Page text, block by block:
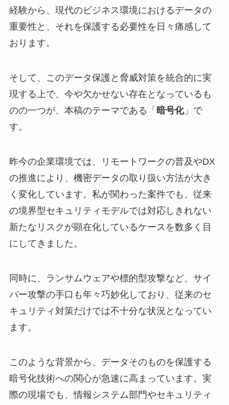
経験から、現代のビジネス環境におけるデータの
重要性と、それを保護する必要性を日々痛感して
おります。
そして、このデータ保護と脅威対策を統合的に実
現する上で、今や欠かせない存在となっているも
のの一つが、本稿のテーマである「 暗号化」で
す。
昨今の企業環境では、リモートワークの普及やDX
の推進により、機密データの取り扱い方法が大き
く変化しています。私が関わった案件でも、従来
の境界型セキュリティモデルでは対応しきれない
新たなリスクが顕在化しているケースを数多く目
にしてきました。
同時に、ランサムウェアや標的型攻撃など、サイ
バー攻撃の手口も年々巧妙化しており、従来のセ
キュリティ対策だけでは不十分な状況となってい
ます。
このような背景から、データそのものを保護する
暗号化技術への関心が急速に高まっています。実
際の現場でも、情報システム部門やセキュリティ